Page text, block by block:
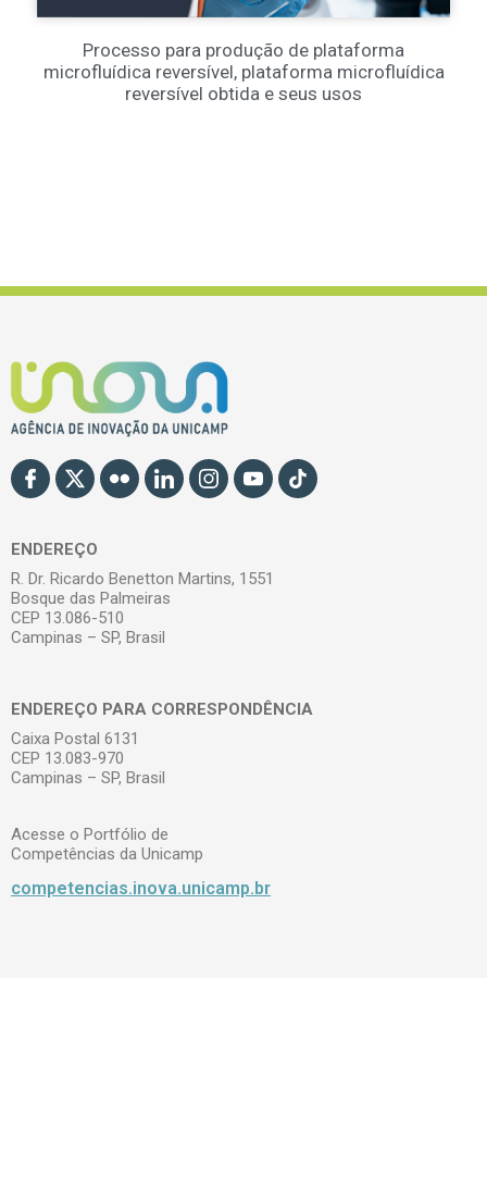
Processo para produção de plataforma
microfluídica reversível, plataforma microfluídica
reversível obtida e seus usos
ENDEREÇO
R. Dr. Ricardo Benetton Martins, 1551
Bosque das Palmeiras
CEP 13.086-510
Campinas – SP, Brasil
ENDEREÇO PARA CORRESPONDÊNCIA
Caixa Postal 6131
CEP 13.083-970
Campinas – SP, Brasil
Acesse o Portfólio de
Competências da Unicamp
competencias.inova.unicamp.br